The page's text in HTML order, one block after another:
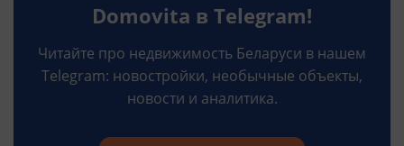
Domovita в Telegram!
Читайте про недвижимость Беларуси в нашем
Telegram: новостройки, необычные объекты,
новости и аналитика.